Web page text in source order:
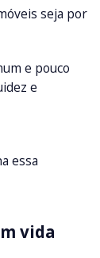
seja por
e pouco
e
essa
vida